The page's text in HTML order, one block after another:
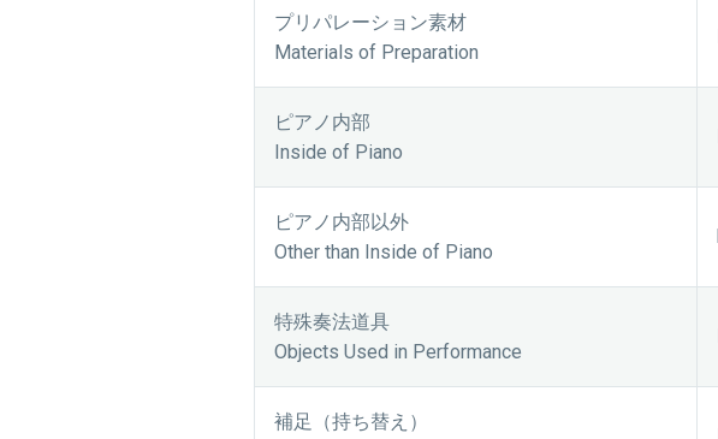
プリパレーション素材
Materials of Preparation
ピアノ内部
Inside of Piano
ピアノ内部以外
Other than Inside of Piano
特殊奏法道具
Objects Used in Performance
補足（持ち替え）